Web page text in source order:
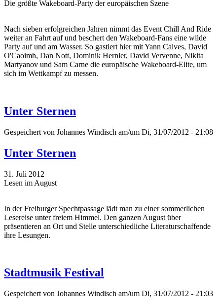
Die größte Wakeboard-Party der europäischen Szene
Nach sieben erfolgreichen Jahren nimmt das Event Chill And Ride
weiter an Fahrt auf und beschert den Wakeboard-Fans eine wilde
Party auf und am Wasser. So gastiert hier mit Yann Calves, David
O'Caoimh, Dan Nott, Dominik Hernler, David Vervenne, Nikita
Martyanov und Sam Carne die europäische Wakeboard-Elite, um
sich im Wettkampf zu messen.
Unter Sternen
Gespeichert von Johannes Windisch am/um Di, 31/07/2012 - 21:08
Unter Sternen
31. Juli 2012
Lesen im August
In der Freiburger Spechtpassage lädt man zu einer sommerlichen
Lesereise unter freiem Himmel. Den ganzen August über
präsentieren an Ort und Stelle unterschiedliche Literaturschaffende
ihre Lesungen.
Stadtmusik Festival
Gespeichert von Johannes Windisch am/um Di, 31/07/2012 - 21:03